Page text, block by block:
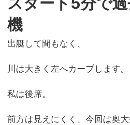
機
出艇して間もなく、
川は大きく左へカーブします。
私は後席。
前方は見えにくく、今回は奥